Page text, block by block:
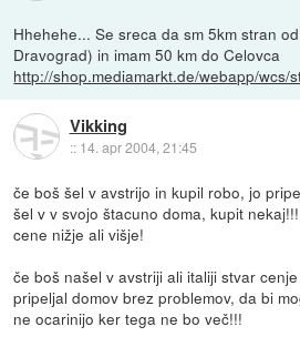
Hhehehe... Se sreca da sm 5km stran
Dravograd) in imam 50 km do Celovca
http://shop.mediamarkt.de/webapp/wcs/
Vikking
:: 14. apr 2004, 21:45
če boš šel v avstrijo in kupil robo, jo
šel v v svojo štacuno doma, kupit
cene nižje ali višje!
če boš našel v avstriji ali italiji stvar
pripeljal domov brez problemov, da bi
ne ocarinijo ker tega ne bo več!!!